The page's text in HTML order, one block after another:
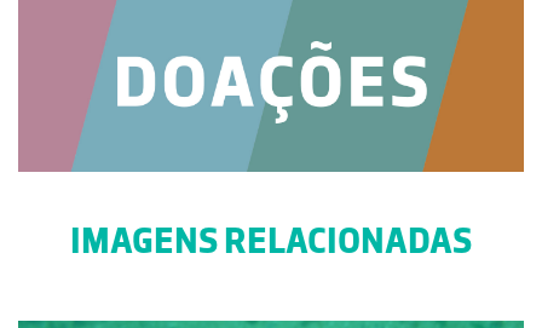
IMAGENS RELACIONADAS